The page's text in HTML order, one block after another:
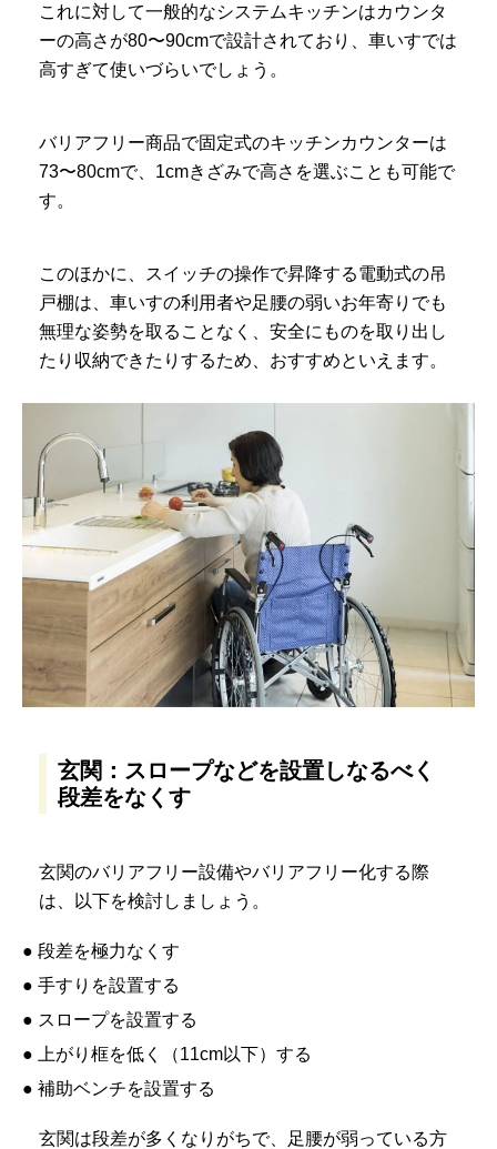
これに対して一般的なシステムキッチンはカウンタ
ーの高さが80〜90cmで設計されており、車いすでは
高すぎて使いづらいでしょう。
バリアフリー商品で固定式のキッチンカウンターは
73〜80cmで、1cmきざみで高さを選ぶことも可能で
す。
このほかに、スイッチの操作で昇降する電動式の吊
戸棚は、車いすの利用者や足腰の弱いお年寄りでも
無理な姿勢を取ることなく、安全にものを取り出し
たり収納できたりするため、おすすめといえます。
玄関：スロープなどを設置しなるべく
段差をなくす
玄関のバリアフリー設備やバリアフリー化する際
は、以下を検討しましょう。
● 段差を極力なくす
● 手すりを設置する
● スロープを設置する
● 上がり框を低く（11cm以下）する
● 補助ベンチを設置する
玄関は段差が多くなりがちで、足腰が弱っている方